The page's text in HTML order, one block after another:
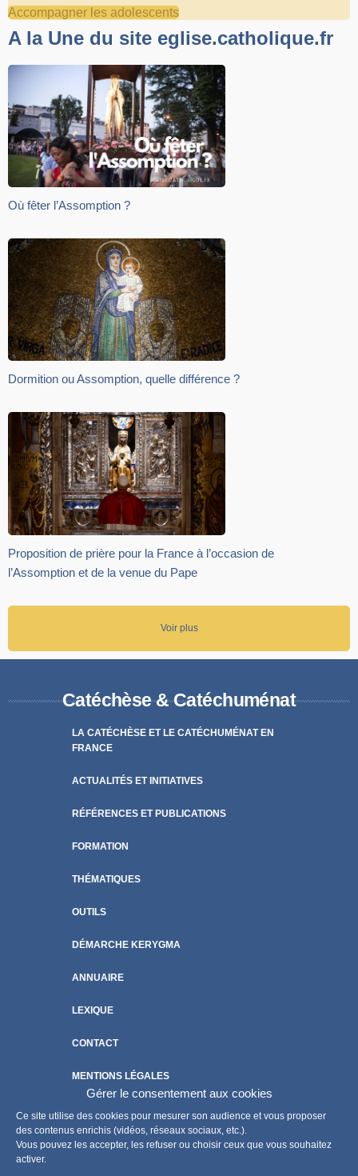
Gérer le consentement aux cookies
Ce site utilise des cookies pour mesurer son audience et vous proposer
des contenus enrichis (vidéos, réseaux sociaux, etc.).
Vous pouvez les accepter, les refuser ou choisir ceux que vous souhaitez
activer.
Accompagner les adolescents
A la Une du site eglise.catholique.fr
Où fêter l’Assomption ?
Dormition ou Assomption, quelle différence ?
Proposition de prière pour la France à l’occasion de
l’Assomption et de la venue du Pape
Voir plus
Catéchèse & Catéchuménat
LA CATÉCHÈSE ET LE CATÉCHUMÉNAT EN
FRANCE
ACTUALITÉS ET INITIATIVES
RÉFÉRENCES ET PUBLICATIONS
FORMATION
THÉMATIQUES
OUTILS
DÉMARCHE KERYGMA
ANNUAIRE
LEXIQUE
CONTACT
MENTIONS LÉGALES